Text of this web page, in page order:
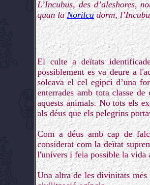
L’Incubus, des d’aleshores,
quan laNorilcadorm,
El culte a deïtats
possiblement es va deure a
solcava el cel egipci d’una
enterrades amb tota classe
aquests animals. No tots els
als déus que els pelegrins
Com a déus amb cap de
considerat com la deïtat
l'univers i feia possible la vida
Una altra de les divinitats